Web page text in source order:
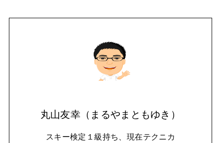
丸山友幸（まるやまともゆき）
スキー検定１級持ち、現在テクニカ